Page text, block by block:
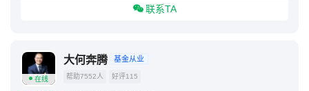
联系TA
在线
大何奔腾 基金从业
帮助7552人 好评115